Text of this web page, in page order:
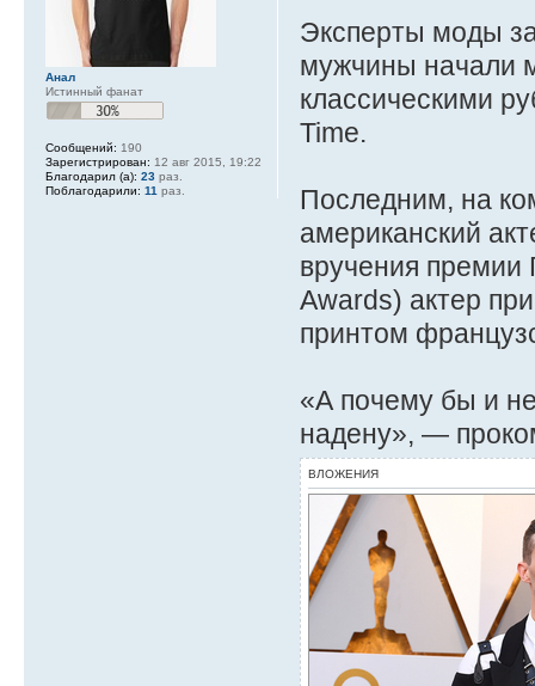
Эксперты моды
мужчины начали
классическими
Time.
Последним, на
американский
вручения премии
Awards) актер
принтом
«А почему бы и
надену», —
ВЛОЖЕНИЯ
Анал
Истинный фанат
Сообщений: 190
Зарегистрирован: 12 авг 2015, 19:22
Благодарил (а): 23 раз.
Поблагодарили: 11 раз.